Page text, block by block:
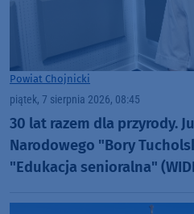
Powiat Chojnicki
piątek, 7 sierpnia 2026, 08:45
30 lat razem dla przyrody.
Narodowego "Bory
"Edukacja senioralna"